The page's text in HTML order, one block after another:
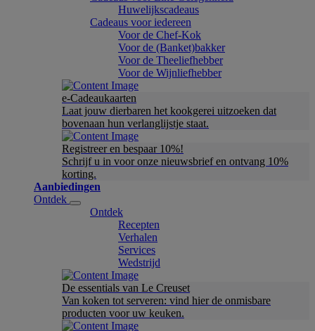
Huwelijkscadeaus
Cadeaus voor iedereen
Voor de Chef-Kok
Voor de (Banket)bakker
Voor de Theeliefhebber
Voor de Wijnliefhebber
e-Cadeaukaarten
Laat jouw dierbaren het kookgerei uitzoeken dat
bovenaan hun verlanglijstje staat.
Registreer en bespaar 10%!
Schrijf u in voor onze nieuwsbrief en ontvang 10%
korting.
Aanbiedingen
Ontdek
Ontdek
Recepten
Verhalen
Services
Wedstrijd
De essentials van Le Creuset
Van koken tot serveren: vind hier de onmisbare
producten voor uw keuken.